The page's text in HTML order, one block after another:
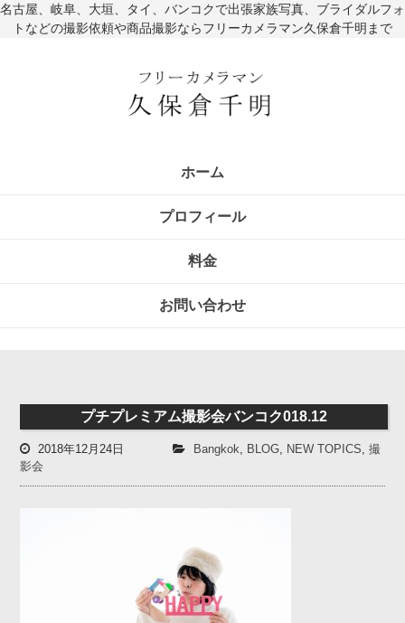
名古屋、岐阜、大垣、タイ、バンコクで出張家族写真、ブライダルフォ
トなどの撮影依頼や商品撮影ならフリーカメラマン久保倉千明まで
ホーム
プロフィール
料金
お問い合わせ
プチプレミアム撮影会バンコク018.12
2018年12月24日 Bangkok BLOG NEW TOPICS ,撮
影会